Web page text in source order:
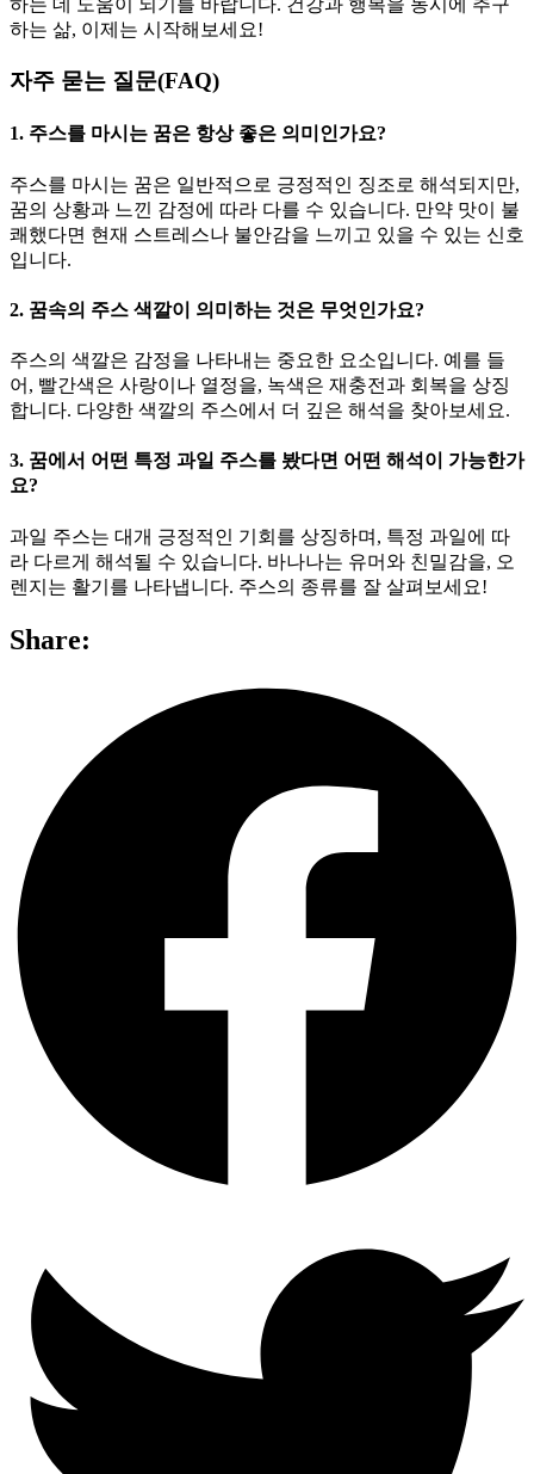
하는 데 도움이 되기를 바랍니다. 건강과 행복을 동시에 추구
하는 삶, 이제는 시작해보세요!
자주 묻는 질문(FAQ)
1. 주스를 마시는 꿈은 항상 좋은 의미인가요?
주스를 마시는 꿈은 일반적으로 긍정적인 징조로 해석되지만,
꿈의 상황과 느낀 감정에 따라 다를 수 있습니다. 만약 맛이 불
쾌했다면 현재 스트레스나 불안감을 느끼고 있을 수 있는 신호
입니다.
2. 꿈속의 주스 색깔이 의미하는 것은 무엇인가요?
주스의 색깔은 감정을 나타내는 중요한 요소입니다. 예를 들
어, 빨간색은 사랑이나 열정을, 녹색은 재충전과 회복을 상징
합니다. 다양한 색깔의 주스에서 더 깊은 해석을 찾아보세요.
3. 꿈에서 어떤 특정 과일 주스를 봤다면 어떤 해석이 가능한가
요?
과일 주스는 대개 긍정적인 기회를 상징하며, 특정 과일에 따
라 다르게 해석될 수 있습니다. 바나나는 유머와 친밀감을, 오
렌지는 활기를 나타냅니다. 주스의 종류를 잘 살펴보세요!
Share: